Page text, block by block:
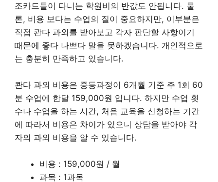
조카드들이 다니는 학원비의 반값도 안됩니다. 물
론, 비용 보다는 수업의 질이 중요하지만, 이부분은
직접 콴다 과외를 받아보고 각자 판단할 사항이기
때문에 좋다 나쁘다 말을 못하겠습니다. 개인적으로
는 충분히 만족하고 있습니다.
콴다 과외 비용은 중등과정이 6개월 기준 주 1회 60
분 수업에 한달 159,000원 입니다. 하지만 수업 횟
수나 수업을 하는 시간, 처음 교육을 신청하는 기간
에 따라서 비용은 차이가 있으니 상담을 받아야 각
자의 과외 비용을 알 수 있습니다.
비용 : 159,000원 / 월
과목 : 1과목